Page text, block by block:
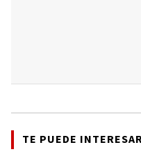
TE PUEDE